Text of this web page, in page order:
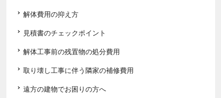
解体費用の抑え方
見積書のチェックポイント
解体工事前の残置物の処分費用
取り壊し工事に伴う隣家の補修費用
遠方の建物でお困りの方へ